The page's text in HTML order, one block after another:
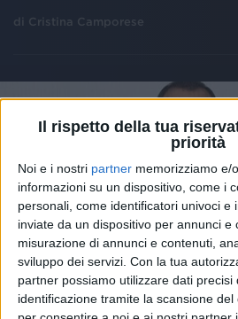
Il rispetto della tua
priorità
Noi e i nostri partner memorizziamo e/
informazioni su un dispositivo, come i
personali, come identificatori univoci e
inviate da un dispositivo per annunci e
misurazione di annunci e contenuti,
sviluppo dei servizi. Con la tua
partner possiamo utilizzare dati precisi
identificazione tramite la scansione
di Cristina Camporese